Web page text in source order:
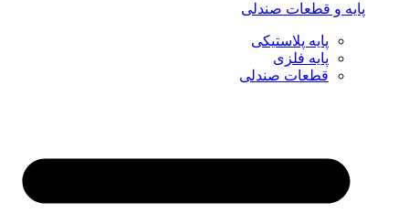
پایه و قطعات صندلی
پایه پلاستیکی
پایه فلزی
قطعات صندلی